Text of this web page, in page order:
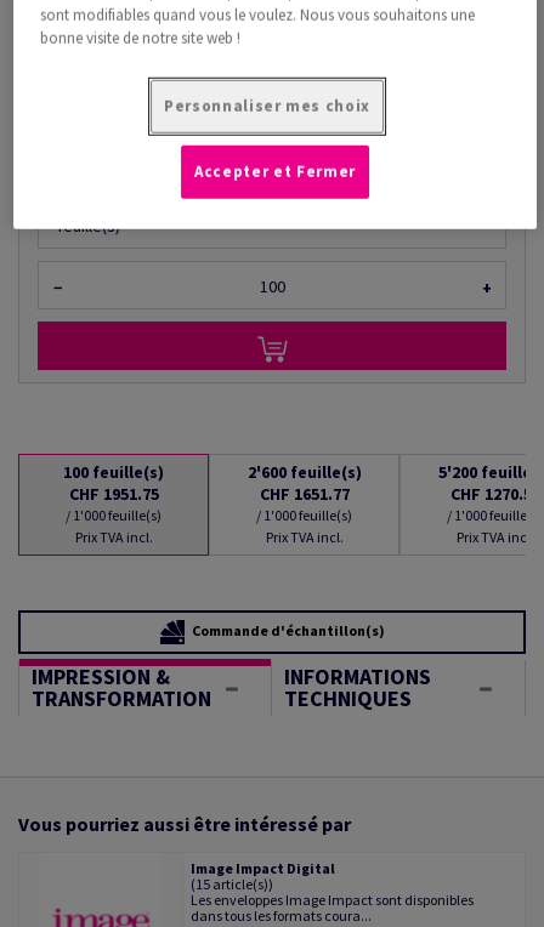
CHF 1'951.75 34.90% Rabais
à partir de
EN STOCK : LIVRAISON À PARTIR DU 08/08/2026
feuille(s)
− +
100 feuille(s)
CHF 1951.75
/ 1'000 feuille(s)
Prix TVA incl.
2'600 feuille(s)
CHF 1651.77
/ 1'000 feuille(s)
Prix TVA incl.
5'200
CHF 1270.50
/ 1'000 feuille(s)
Prix TVA incl.
Commande d'échantillon(s)
IMPRESSION &
TRANSFORMATION
INFORMATIONS
TECHNIQUES
Vous pourriez aussi être intéressé par
Image Impact Digital
(15 article(s))
Les enveloppes Image Impact sont disponibles
dans tous les formats coura...
sont modifiables quand vous le voulez. Nous vous souhaitons une
bonne visite de notre site web !
Personnaliser mes choix
Accepter et Fermer